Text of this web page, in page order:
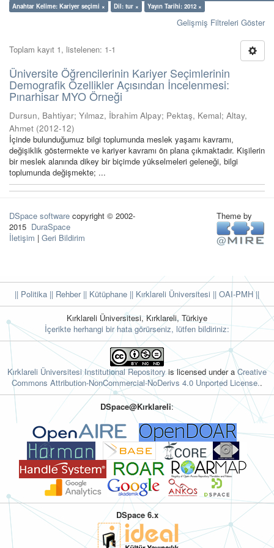
Anahtar Kelime: Kariyer seçimi ×
Dil: tur × Yayın Tarihi: 2012 ×
Gelişmiş Filtreleri Göster
Toplam kayıt 1, listelenen: 1-1
Üniversite Öğrencilerinin Kariyer Seçimlerinin
Demografik Özellikler Açısından İncelenmesi:
Pınarhisar MYO Örneği
Dursun, Bahtiyar; Yılmaz, İbrahim Alpay; Pektaş, Kemal; Altay,
Ahmet (2012-12)
İçinde bulunduğumuz bilgi toplumunda meslek yaşamı kavramı,
değişiklik göstermekte ve kariyer kavramı ön plana çıkmaktadır. Kişilerin
bir meslek alanında dikey bir biçimde yükselmeleri geleneği, bilgi
toplumunda değişmekte; ...
DSpace software copyright © 2002-
2015 DuraSpace
İletişim | Geri Bildirim
Theme by
|| Politika || Rehber|| Kütüphane || Kırklareli Üniversitesi || OAI-PMH ||
Kırklareli Üniversitesi, Kırklareli, Türkiye
İçerikte herhangi bir hata görürseniz, lütfen bildiriniz:
Kırklareli Üniversitesi Institutional Repositoryis licensed under aCreative
Commons Attribution-NonCommercial-NoDerivs 4.0 Unported License..
DSpace@Kırklareli:
DSpace 6.x